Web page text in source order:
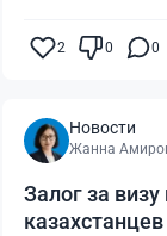
2 0 0
Новости
Жанна
Залог за
казахстанцев